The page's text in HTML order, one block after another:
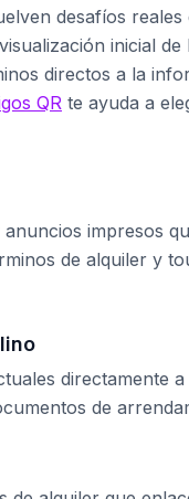
desafíos
inicial
directos a la
QR te ayuda a
impresos
de alquiler y
directamente
de